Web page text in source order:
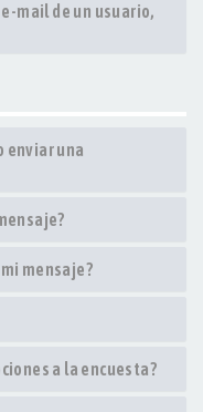
mail de un usuario,
enviar una
mensaje?
a la encuesta?